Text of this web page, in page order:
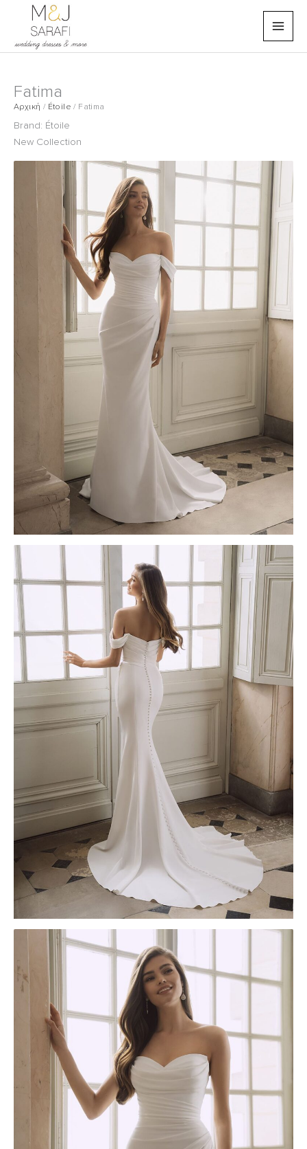
Μετάβαση
περιεχόμενο
Fatima
Αρχική / Étoile / Fatima
Brand: Étoile
New Collection